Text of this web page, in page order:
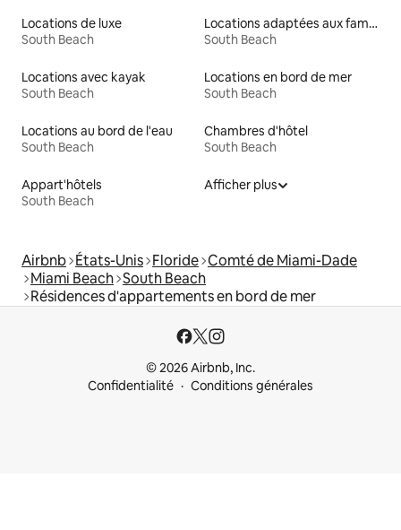
Locations de luxe
South Beach
Locations adaptées aux familles
South Beach
Locations avec kayak
South Beach
Locations en bord de mer
South Beach
Locations au bord de l'eau
South Beach
Chambres d'hôtel
South Beach
Appart'hôtels
South Beach
Afficher plus
Airbnb États-Unis Floride Comté de Miami-Dade
Miami Beach South Beach
Résidences d'appartements en bord de mer
© 2026 Airbnb, Inc.
Confidentialité
Conditions générales